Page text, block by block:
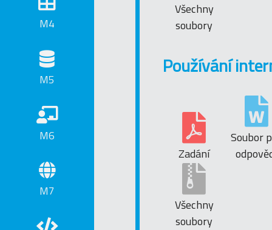
M4
M5
M6
M7
Všechny
soubory
Používání
Zadání
Soubor
Všechny
soubory